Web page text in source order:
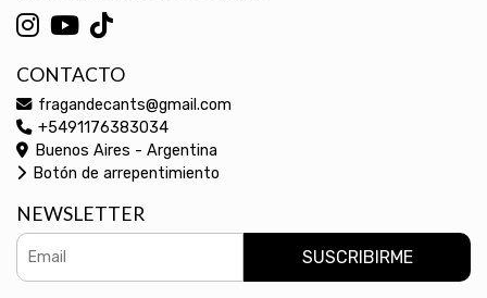
CONTACTO
fragandecants@gmail.com
+5491176383034
Buenos Aires - Argentina
Botón de arrepentimiento
NEWSLETTER
SUSCRIBIRME